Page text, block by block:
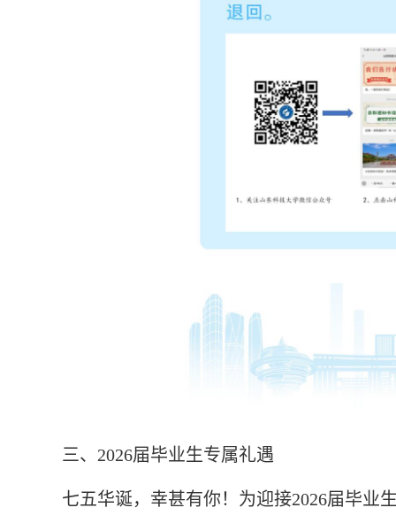
三、2026届毕业生专属礼遇
七五华诞，幸甚有你！为迎接2026届毕业